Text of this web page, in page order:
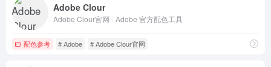
Adobe Clour
Adobe Clour官网 - Adobe 官方配色工具
配色参考 # Adobe # Adobe Clour官网